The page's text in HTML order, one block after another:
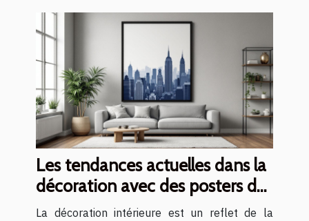
Les tendances actuelles dans la
décoration avec des posters de
villes
La décoration intérieure est un reflet de la